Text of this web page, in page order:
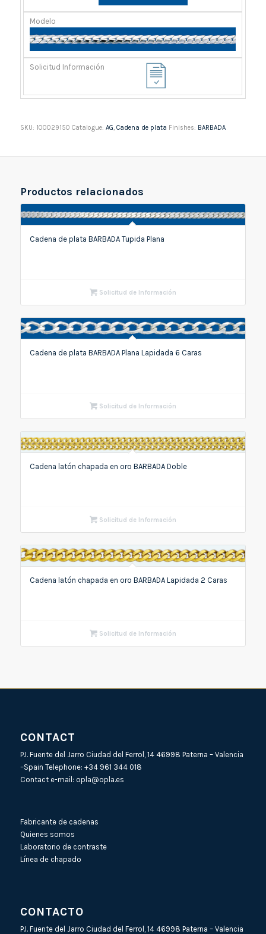
SKU: 100029150 Catalogue: AG Cadena de plata Finishes: BARBADA
Productos relacionados
Cadena de plata BARBADA Tupida Plana
Solicitud de Información
Cadena de plata BARBADA Plana Lapidada 6 Caras
Solicitud de Información
Cadena latón chapada en oro BARBADA Doble
Solicitud de Información
Cadena latón chapada en oro BARBADA Lapidada 2 Caras
Solicitud de Información
CONTACT
P.I. Fuente del Jarro Ciudad del Ferrol, 14 46998 Paterna – Valencia
–Spain Telephone: +34 961 344 018
Contact e-mail: opla@opla.es
Fabricante de cadenas
Quienes somos
Laboratorio de contraste
Línea de chapado
CONTACTO
P.I. Fuente del Jarro Ciudad del Ferrol, 14 46998 Paterna – Valencia